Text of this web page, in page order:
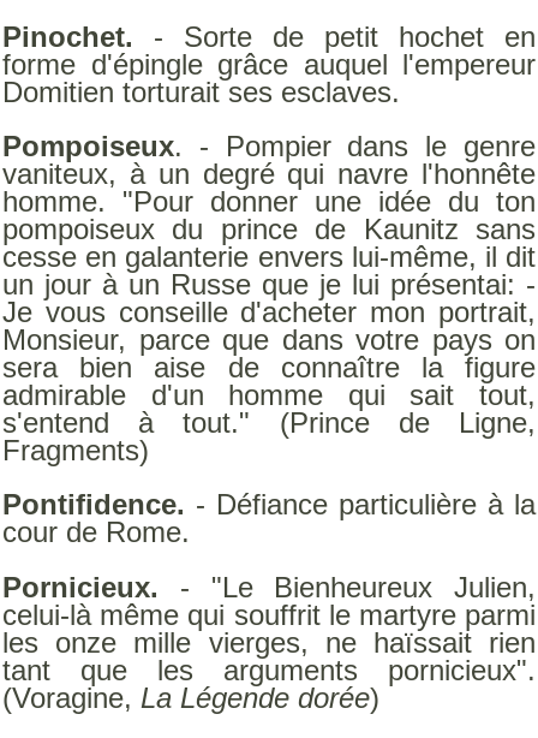
Pinochet. - Sorte de petit hochet en
forme d'épingle grâce auquel l'empereur
Domitien torturait ses esclaves.
Pompoiseux. - Pompier dans le genre
vaniteux, à un degré qui navre l'honnête
homme. "Pour donner une idée du ton
pompoiseux du prince de Kaunitz sans
cesse en galanterie envers lui-même, il dit
un jour à un Russe que je lui présentai: -
Je vous conseille d'acheter mon portrait,
Monsieur, parce que dans votre pays on
sera bien aise de connaître la figure
admirable d'un homme qui sait tout,
s'entend à tout." (Prince de Ligne,
Fragments)
Pontifidence. - Défiance particulière à la
cour de Rome.
Pornicieux. - "Le Bienheureux Julien,
celui-là même qui souffrit le martyre parmi
les onze mille vierges, ne haïssait rien
tant que les arguments pornicieux".
(Voragine, La Légende dorée)